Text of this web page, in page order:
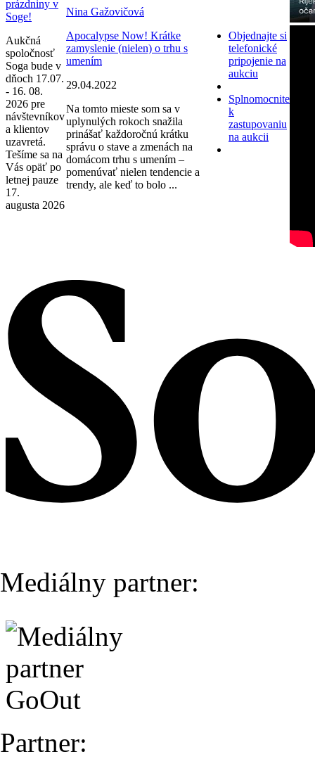
prázdniny v
Soge!
Aukčná
spoločnosť
Soga bude v
dňoch 17.07.
- 16. 08.
2026 pre
návštevníkov
a klientov
uzavretá.
Tešíme sa na
Vás opäť po
letnej pauze
17.
augusta 2026
Nina Gažovičová
Apocalypse Now! Krátke
zamyslenie (nielen) o trhu s
umením
29.04.2022
Na tomto mieste som sa v
uplynulých rokoch snažila
prinášať každoročnú krátku
správu o stave a zmenách na
domácom trhu s umením –
pomenúvať nielen tendencie a
trendy, ale keď to bolo ...
Objednajte si
telefonické
pripojenie na
aukciu
Splnomocnite
k
zastupovaniu
na aukcii
Mediálny partner:
Partner: